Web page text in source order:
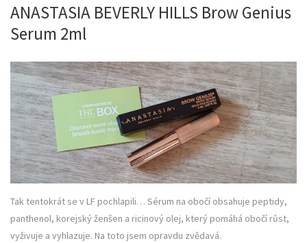
ANASTASIA BEVERLY HILLS Brow Genius
Serum 2ml
Tak tentokrát se v LF pochlapili… Sérum na obočí obsahuje peptidy,
panthenol, korejský ženšen a ricinový olej, který pomáhá obočí růst,
vyživuje a vyhlazuje. Na toto jsem opravdu zvědavá.